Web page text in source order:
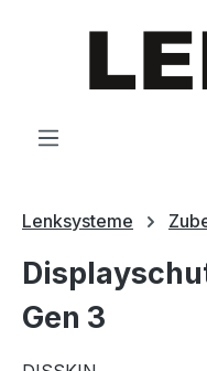
Lenksysteme
Gen 3